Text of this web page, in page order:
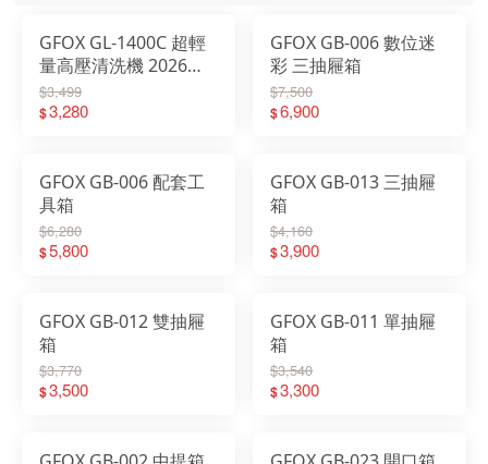
GFOX GL-1400C 超輕
量高壓清洗機 2026新
款
$3,499
$3,280
GFOX GB-006 數位迷
彩 三抽屜箱
$7,500
$6,900
GFOX GB-006 配套工
具箱
$6,280
$5,800
GFOX GB-013 三抽屜
箱
$4,160
$3,900
GFOX GB-012 雙抽屜
箱
$3,770
$3,500
GFOX GB-011 單抽屜
箱
$3,540
$3,300